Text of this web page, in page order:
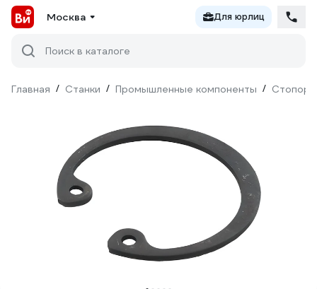
Москва Для юрлиц
Поиск в каталоге
Главная / Станки / Промышленные компоненты /